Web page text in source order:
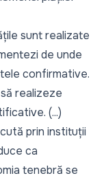
sunt realizate
de unde
confirmative.
realizeze
(...)
prin instituții
ca
tenebră se